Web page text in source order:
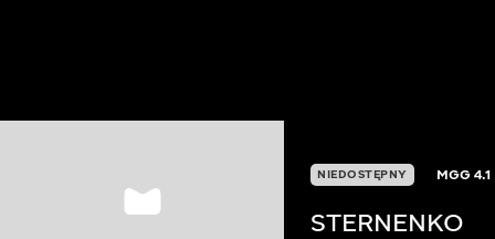
NIEDOSTĘPNY MGG4.1
STERNENKO